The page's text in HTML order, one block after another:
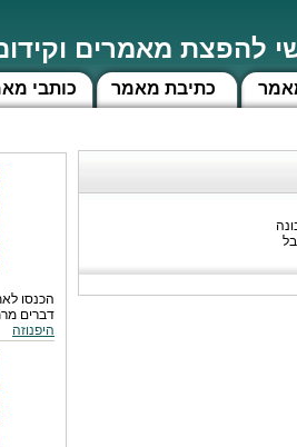
להפצת מאמרים
כותבי כתיבת מאמר
הכנסו
דברים
היפנוזה